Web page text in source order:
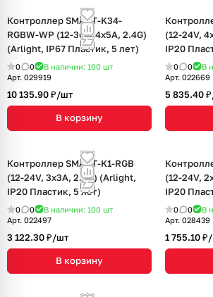
Контроллер SMART-K34-
RGBW-WP (12-36V, 4x5A, 2.4G)
(Arlight, IP67 Пластик, 5 лет)
0 0 В наличии: 100 шт
Арт. 029919
10 135.90 ₽/шт
В корзину
(12-24V,
IP20
0 0 В
Арт. 022669
5 835.40
Контроллер SMART-K1-RGB
(12-24V, 3x3A, 2.4G) (Arlight,
IP20 Пластик, 5 лет)
0 0 В наличии: 100 шт
Арт. 022497
3 122.30 ₽/шт
В корзину
(12-24V,
IP20
0 0 В
Арт. 028439
1 755.10 ₽/